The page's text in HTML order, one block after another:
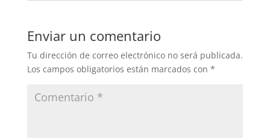
Enviar un comentario
Tu dirección de correo electrónico no será publicada.
Los campos obligatorios están marcados con *